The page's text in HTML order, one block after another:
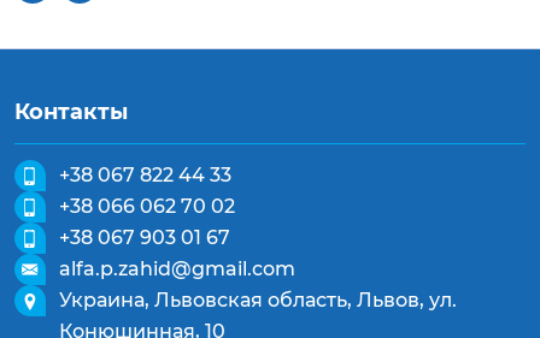
Контакты
+38 067 822 44 33
+38 066 062 70 02
+38 067 903 01 67
alfa.p.zahid@gmail.com
Украина, Львовская область, Львов, ул.
Конюшинная, 10